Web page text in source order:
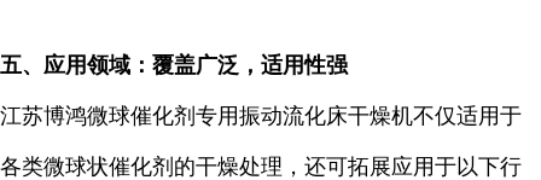
五、应用领域：覆盖广泛，适用性强
江苏博鸿微球催化剂专用振动流化床干燥机不仅适用于
各类微球状催化剂的干燥处理，还可拓展应用于以下行